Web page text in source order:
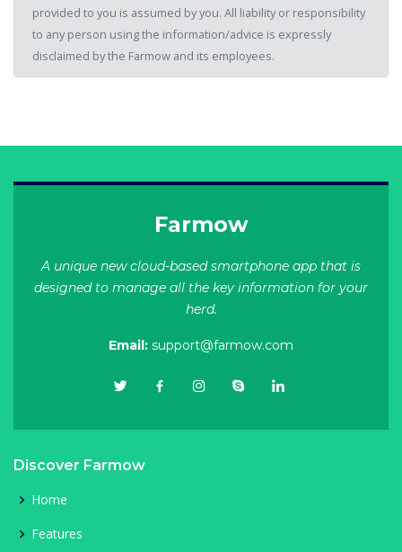
provided to you is assumed by you. All liability or responsibility
to any person using the information/advice is expressly
disclaimed by the Farmow and its employees.
Farmow
A unique new cloud-based smartphone app that is
designed to manage all the key information for your
herd.
Email: support@farmow.com
Discover Farmow
Home
Features